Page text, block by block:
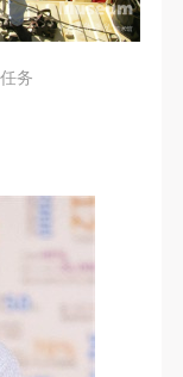
务